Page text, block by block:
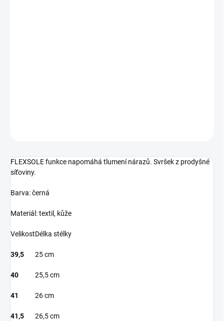
FLEXSOLE funkce napomáhá tlumení nárazů. Svršek z prodyšné
síťoviny.
Barva: černá
Materiál: textil, kůže
VelikostDélka stélky
39,5 25 cm
40 25,5 cm
41 26 cm
41,5 26,5 cm